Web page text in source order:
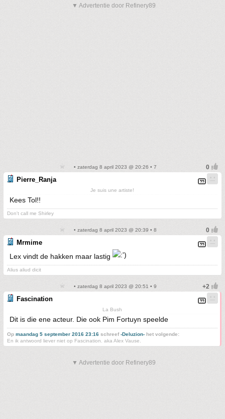
▼ Advertentie door Refinery89
• zaterdag 8 april 2023 @ 20:26 • 7
Pierre_Ranja
Je suis une artiste!
Kees Tol!!
Don't call me Shirley
• zaterdag 8 april 2023 @ 20:39 • 8
Mrmime
Lex vindt de hakken maar lastig
Alius aliud dicit
• zaterdag 8 april 2023 @ 20:51 • 9
Fascination
La Bush
Dit is die ene acteur. Die ook Pim Fortuyn speelde
Op maandag 5 september 2016 23:16 schreef-Deluzion- het volgende:
En ik antwoord liever niet op Fascination. aka Alex Vause.
▼ Advertentie door Refinery89